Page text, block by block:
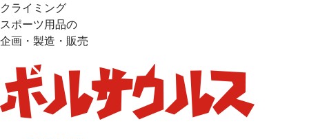
クライミング
スポーツ用品の
企画・製造・販売